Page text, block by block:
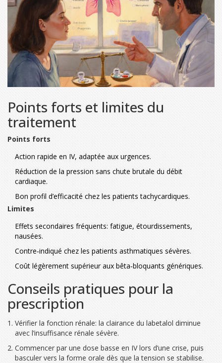
Points forts et limites du
traitement
Points forts
Action rapide en IV, adaptée aux urgences.
Réduction de la pression sans chute brutale du débit
cardiaque.
Bon profil d’efficacité chez les patients tachycardiques.
Limites
Effets secondaires fréquents: fatigue, étourdissements,
nausées.
Contre‑indiqué chez les patients asthmatiques sévères.
Coût légèrement supérieur aux bêta‑bloquants génériques.
Conseils pratiques pour la
prescription
Vérifier la fonction rénale: la clairance du labetalol diminue
avec l’insuffisance rénale sévère.
Commencer par une dose basse en IV lors d’une crise, puis
basculer vers la forme orale dès que la tension se stabilise.